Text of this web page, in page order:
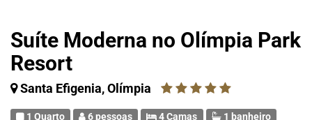
Suíte Moderna no Olímpia Park
Resort
Santa Efigenia, Olímpia
1 Quarto 6 pessoas 4 Camas 1 banheiro